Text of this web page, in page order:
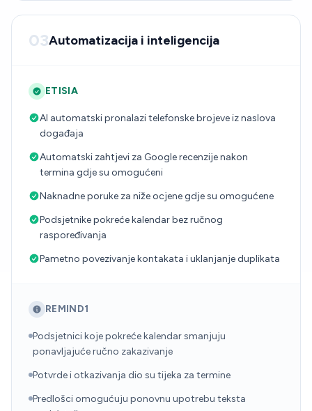
03Automatizacija i inteligencija
ETISIA
AI automatski pronalazi telefonske brojeve iz naslova
događaja
Automatski zahtjevi za Google recenzije nakon
termina gdje su omogućeni
Naknadne poruke za niže ocjene gdje su omogućene
Podsjetnike pokreće kalendar bez ručnog
raspoređivanja
Pametno povezivanje kontakata i uklanjanje duplikata
REMIND1
Podsjetnici koje pokreće kalendar smanjuju
ponavljajuće ručno zakazivanje
Potvrde i otkazivanja dio su tijeka za termine
Predlošci omogućuju ponovnu upotrebu teksta